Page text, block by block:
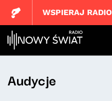
WSPIERAJ RADIO
Audycje